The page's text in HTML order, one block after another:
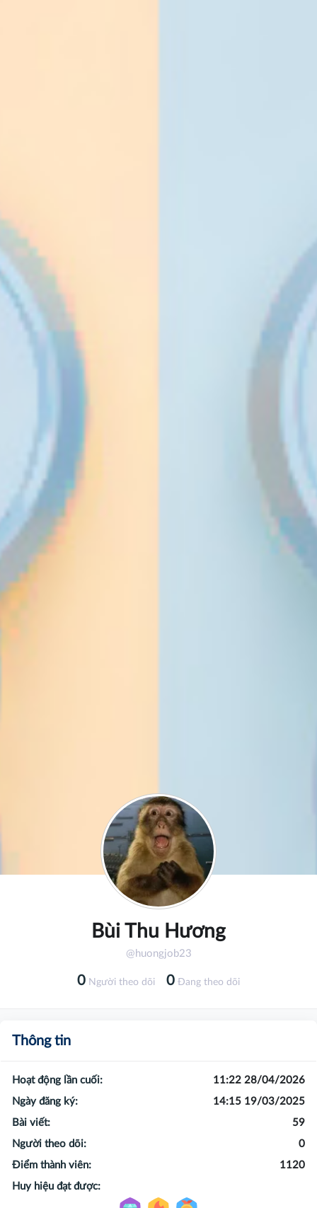
Bùi Thu Hương
@huongjob23
0 Người theo dõi 0 Đang theo dõi
Thông tin
Hoạt động lần cuối:
11:22 28/04/2026
Ngày đăng ký:
14:15 19/03/2025
Bài viết:
59
Người theo dõi:
0
Điểm thành viên:
1120
Huy hiệu đạt được: